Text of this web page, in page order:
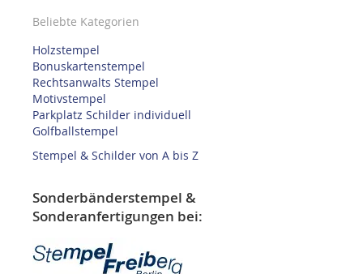
Beliebte Kategorien
Holzstempel
Bonuskartenstempel
Rechtsanwalts Stempel
Motivstempel
Parkplatz Schilder individuell
Golfballstempel
Stempel & Schilder von A bis Z
Sonderbänderstempel &
Sonderanfertigungen bei: